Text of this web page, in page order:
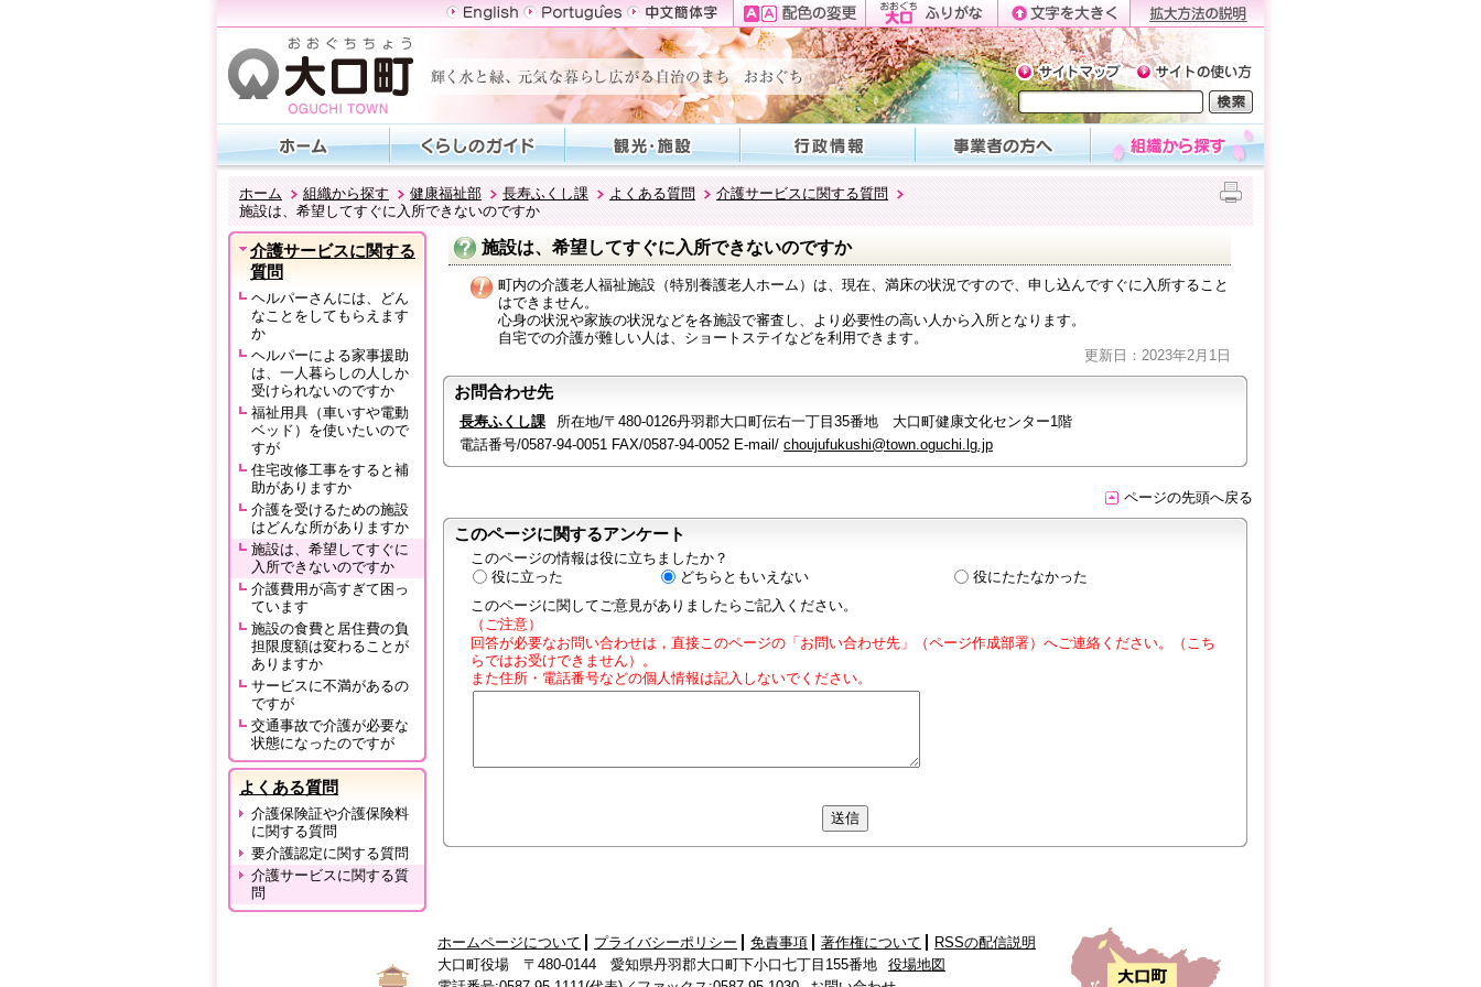
ホーム 組織から探す 健康福祉部 長寿ふくし課 よくある質問
介護サービスに関する質問
施設は、希望してすぐに入所できないのですか
介護サービスに関する
質問
ヘルパーさんには、どん
なことをしてもらえます
か
ヘルパーによる家事援助
は、一人暮らしの人しか
受けられないのですか
福祉用具（車いすや電動
ベッド）を使いたいので
すが
住宅改修工事をすると補
助がありますか
介護を受けるための施設
はどんな所がありますか
施設は、希望してすぐに
入所できないのですか
介護費用が高すぎて困っ
ています
施設の食費と居住費の負
担限度額は変わることが
ありますか
サービスに不満があるの
ですが
交通事故で介護が必要な
状態になったのですが
よくある質問
介護保険証や介護保険料
に関する質問
要介護認定に関する質問
介護サービスに関する質
問
施設は、希望してすぐに入所できないのですか
町内の介護老人福祉施設（特別養護老人ホーム）は、現在、満床の状況ですので、申し込んですぐに入所すること
はできません。
心身の状況や家族の状況などを各施設で審査し、より必要性の高い人から入所となります。
自宅での介護が難しい人は、ショートステイなどを利用できます。
更新日：2023年2月1日
お問合わせ先
長寿ふくし課
所在地/〒480-0126丹羽郡大口町伝右一丁目35番地 大口町健康文化センター1階
電話番号/0587-94-0051 FAX/0587-94-0052 E-mail/ choujufukushi@town.oguchi.lg.jp
ページの先頭へ戻る
このページに関するアンケート
このページの情報は役に立ちましたか？
役に立った
どちらともいえない
役にたたなかった
このページに関してご意見がありましたらご記入ください。
（ご注意）
回答が必要なお問い合わせは，直接このページの「お問い合わせ先」（ページ作成部署）へご連絡ください。（こち
らではお受けできません）。
また住所・電話番号などの個人情報は記入しないでください。
ホームページについて プライバシーポリシー 免責事項 著作権について
RSSの配信説明
大口町役場 〒480-0144 愛知県丹羽郡大口町下小口七丁目155番地
役場地図